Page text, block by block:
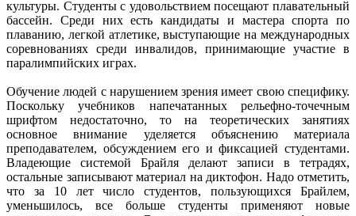
культуры. Студенты с удовольствием посещают плавательный
бассейн. Среди них есть кандидаты и мастера спорта по
плаванию, легкой атлетике, выступающие на международных
соревнованиях среди инвалидов, принимающие участие в
паралимпийских играх.
Обучение людей с нарушением зрения имеет свою специфику.
Поскольку учебников напечатанных рельефно-точечным
шрифтом недостаточно, то на теоретических занятиях
основное внимание уделяется объяснению материала
преподавателем, обсуждением его и фиксацией студентами.
Владеющие системой Брайля делают записи в тетрадях,
остальные записывают материал на диктофон. Надо отметить,
что за 10 лет число студентов, пользующихся Брайлем,
уменьшилось, все больше студенты применяют новые